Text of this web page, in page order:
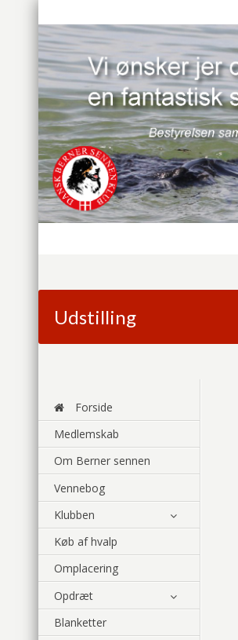
Udstilling
Forside
Medlemskab
Om Berner sennen
Vennebog
Klubben
Køb af hvalp
Omplacering
Opdræt
Blanketter